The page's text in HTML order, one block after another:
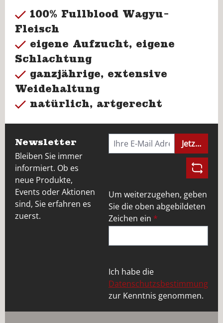
100% Fullblood Wagyu-
Fleisch
eigene Aufzucht, eigene
Schlachtung
ganzjährige, extensive
Weidehaltung
natürlich, artgerecht
Newsletter
Bleiben Sie immer
informiert. Ob es
neue Produkte,
Events oder Aktionen
sind, Sie erfahren es
zuerst.
Jetzt
Um weiterzugehen, geben
Sie die oben abgebildeten
Zeichen ein *
Ich habe die
Datenschutzsbestimmung
zur Kenntnis genommen.